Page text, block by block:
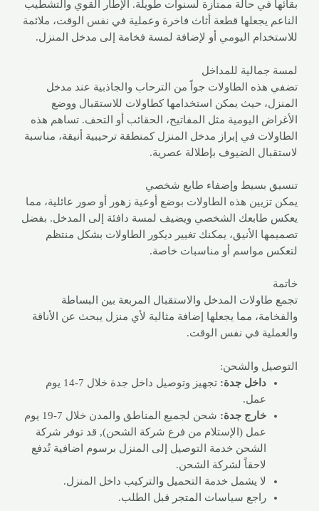
بقائها في حالة ممتازة لسنوات طويلة. الإطار القوي والتشطيب
الناعم يجعلها قطعة أثاث فاخرة وعملية في نفس الوقت، ملائمة
للاستخدام اليومي أو لإضافة لمسة فخامة إلى مدخل المنزل.
لمسة جمالية للمداخل
تضفي هذه الطاولات جواً من الترحاب والجاذبية عند مدخل
المنزل، حيث يمكن استخدامها كطاولات للاستقبال ووضع
الأغراض اليومية مثل المفاتيح، الحقائب أو التحف. تساهم هذه
الطاولات في إبراز مدخل المنزل كمنطقة ترحيبية أنيقة، مناسبة
لاستقبال الضيوف بإطلالة عصرية.
تنسيق بسيط وإضفاء طابع شخصي
يمكن تزيين هذه الطاولات بوضع أوعية زهور أو صور عائلية، مما
يعكس طابعك الشخصي ويضيف لمسة دافئة إلى المدخل. بفضل
تصميمها الأنيق، يمكنك تغيير ديكور الطاولات بشكل منتظم
لتعكس مواسم أو مناسبات خاصة.
خاتمة
تجمع طاولات المدخل والاستقبال المربعة بين البساطة
والفخامة، مما يجعلها إضافة مثالية لأي منزل يبحث عن الأناقة
والعملية في نفس الوقت.
التوصيل والشحن:
داخل جدة:
تجهيز وتوصيل داخل جدة خلال 7-14 يوم
عمل.
خارج جدة:
شحن لجميع المناطق والمدن خلال 7-19 يوم
عمل (الإستلام من فرع شركة الشحن), قد توفر شركة
الشحن خدمة التوصيل إلى المنزل برسوم اضافية تُدفع
لاحقاً لشركة الشحن.
لا يشمل خدمة التحميل والتركيب داخل المنزل.
راجع سياسات المتجر قبل الطلب.